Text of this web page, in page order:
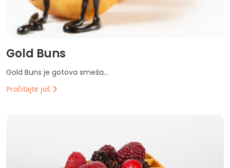
Gold Buns
Gold Buns je gotova smeša...
Pročitajte još